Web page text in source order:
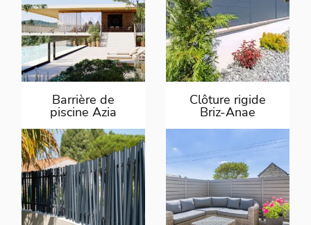
Barrière de
piscine Azia
Clôture rigide
Briz-Anae